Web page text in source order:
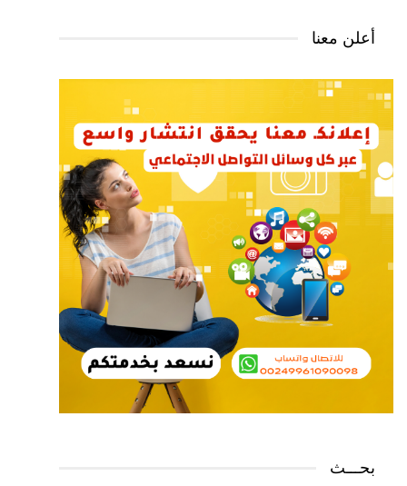
أعلن معنا
بحـــث